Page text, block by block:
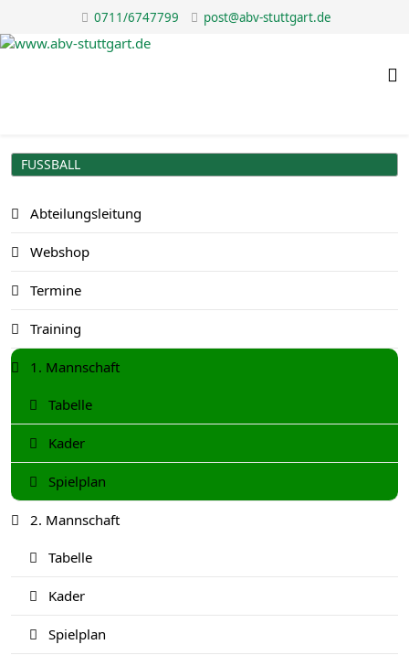
0711/6747799 post@abv-stuttgart.de
FUSSBALL
Abteilungsleitung
Webshop
Termine
Training
1. Mannschaft
Tabelle
Kader
Spielplan
2. Mannschaft
Tabelle
Kader
Spielplan